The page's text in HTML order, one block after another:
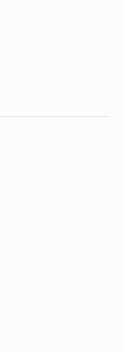
blomstrer i